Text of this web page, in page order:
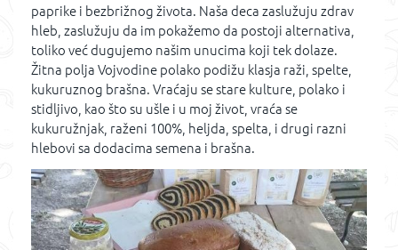
paprike i bezbrižnog života. Naša deca zaslužuju zdrav
hleb, zaslužuju da im pokažemo da postoji alternativa,
toliko već dugujemo našim unucima koji tek dolaze.
Žitna polja Vojvodine polako podižu klasja raži, spelte,
kukuruznog brašna. Vraćaju se stare kulture, polako i
stidljivo, kao što su ušle i u moj život, vraća se
kukuružnjak, raženi 100%, heljda, spelta, i drugi razni
hlebovi sa dodacima semena i brašna.